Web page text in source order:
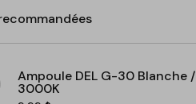
Ampoule DEL G-30 Blanche /
3000K